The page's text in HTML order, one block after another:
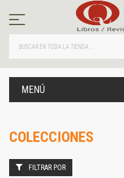
contenido
MENÚ
COLECCIONES
FILTRAR POR